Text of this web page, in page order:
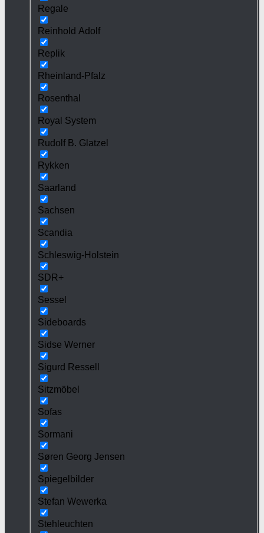
Regale
Reinhold Adolf
Replik
Rheinland-Pfalz
Rosenthal
Royal System
Rudolf B. Glatzel
Rykken
Saarland
Sachsen
Scandia
Schleswig-Holstein
SDR+
Sessel
Sideboards
Sidse Werner
Sigurd Ressell
Sitzmöbel
Sofas
Sormani
Søren Georg Jensen
Spiegelbilder
Stefan Wewerka
Stehleuchten